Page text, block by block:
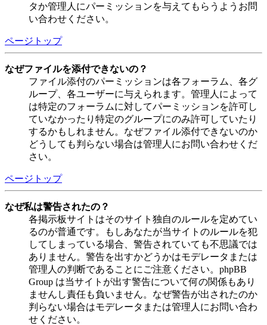
タか管理人にパーミッションを与えてもらうようお問
い合わせください。
ページトップ
なぜファイルを添付できないの？
ファイル添付のパーミッションは各フォーラム、各グ
ループ、各ユーザーに与えられます。管理人によって
は特定のフォーラムに対してパーミッションを許可し
ていなかったり特定のグループにのみ許可していたり
するかもしれません。なぜファイル添付できないのか
どうしても判らない場合は管理人にお問い合わせくだ
さい。
ページトップ
なぜ私は警告されたの？
各掲示板サイトはそのサイト独自のルールを定めてい
るのが普通です。もしあなたが当サイトのルールを犯
してしまっている場合、警告されていても不思議では
ありません。警告を出すかどうかはモデレータまたは
管理人の判断であることにご注意ください。phpBB
Group は当サイトが出す警告について何の関係もあり
ませんし責任も負いません。なぜ警告が出されたのか
判らない場合はモデレータまたは管理人にお問い合わ
せください。